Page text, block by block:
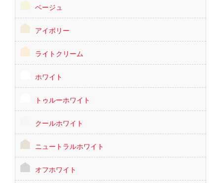
ベージュ
アイボリー
ライトクリーム
ホワイト
トゥルーホワイト
クールホワイト
ニュートラルホワイト
オフホワイト